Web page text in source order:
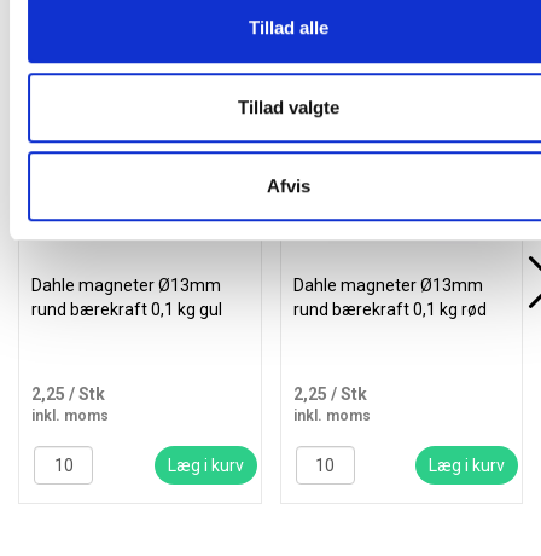
Tillad alle
Tillad valgte
Afvis
Andre kunder købte også
Køb mere og spar
Dahle magneter Ø13mm
rund bærekraft 0,1 kg gul
2,25 / Stk
inkl. moms
Læg i kurv
Køb mere og spar
Dahle magneter Ø13mm
rund bærekraft 0,1 kg rød
2,25 / Stk
inkl. moms
Læg i kurv